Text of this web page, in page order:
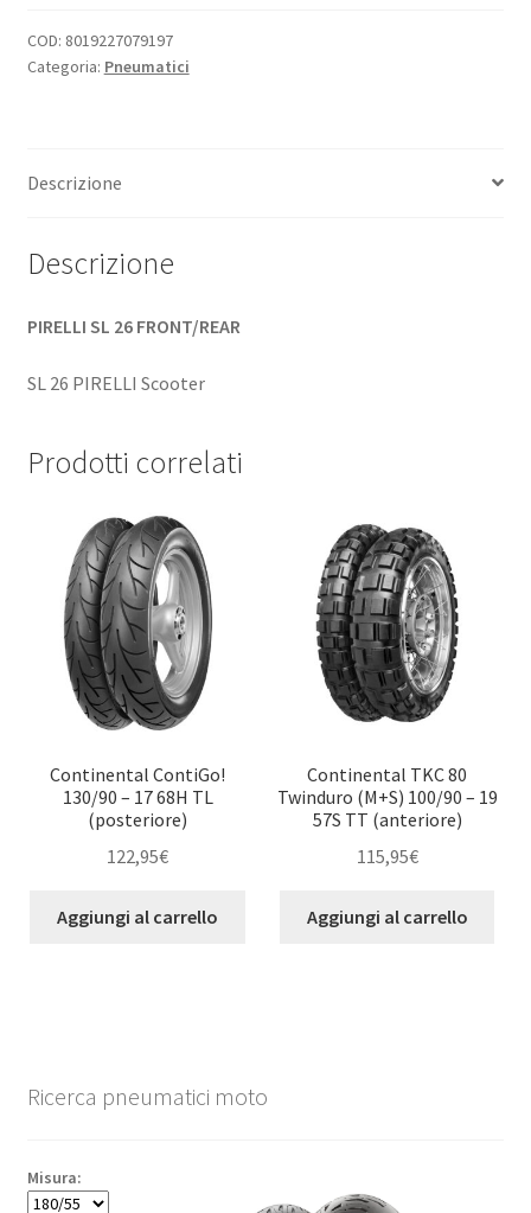
COD: 8019227079197
Categoria: Pneumatici
Descrizione
Descrizione
PIRELLI SL 26 FRONT/REAR
SL 26 PIRELLI Scooter
Prodotti correlati
Continental ContiGo!
130/90 – 17 68H TL
(posteriore)
122,95€
Aggiungi al carrello
Continental TKC 80
Twinduro (M+S) 100/90 – 19
57S TT (anteriore)
115,95€
Aggiungi al carrello
Ricerca pneumatici moto
Misura: